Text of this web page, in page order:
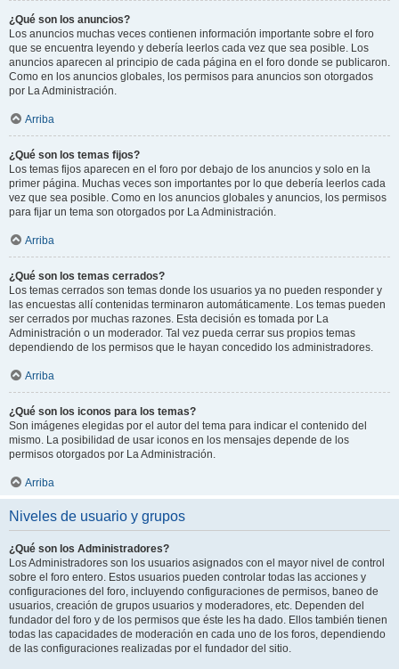
¿Qué son los anuncios?
Los anuncios muchas veces contienen información importante sobre el foro
que se encuentra leyendo y debería leerlos cada vez que sea posible. Los
anuncios aparecen al principio de cada página en el foro donde se publicaron.
Como en los anuncios globales, los permisos para anuncios son otorgados
por La Administración.
Arriba
¿Qué son los temas fijos?
Los temas fijos aparecen en el foro por debajo de los anuncios y solo en la
primer página. Muchas veces son importantes por lo que debería leerlos cada
vez que sea posible. Como en los anuncios globales y anuncios, los permisos
para fijar un tema son otorgados por La Administración.
Arriba
¿Qué son los temas cerrados?
Los temas cerrados son temas donde los usuarios ya no pueden responder y
las encuestas allí contenidas terminaron automáticamente. Los temas pueden
ser cerrados por muchas razones. Esta decisión es tomada por La
Administración o un moderador. Tal vez pueda cerrar sus propios temas
dependiendo de los permisos que le hayan concedido los administradores.
Arriba
¿Qué son los iconos para los temas?
Son imágenes elegidas por el autor del tema para indicar el contenido del
mismo. La posibilidad de usar iconos en los mensajes depende de los
permisos otorgados por La Administración.
Arriba
Niveles de usuario y grupos
¿Qué son los Administradores?
Los Administradores son los usuarios asignados con el mayor nivel de control
sobre el foro entero. Estos usuarios pueden controlar todas las acciones y
configuraciones del foro, incluyendo configuraciones de permisos, baneo de
usuarios, creación de grupos usuarios y moderadores, etc. Dependen del
fundador del foro y de los permisos que éste les ha dado. Ellos también tienen
todas las capacidades de moderación en cada uno de los foros, dependiendo
de las configuraciones realizadas por el fundador del sitio.